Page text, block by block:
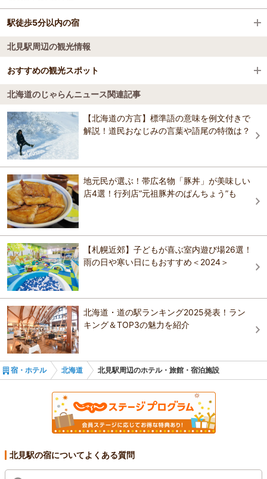
清里町駅
中斜里駅
止別駅
浜小清水駅
白い恋人パーク
北海道庁旧本庁舎(赤れんが庁舎)
もいわ山ロープウェイ
北海道神宮
二条市場
釧路空港（たんちょう釧路空港）
帯広空港（とかち帯広空港）
稚内空港
中標津空港（根室中標津空港）
紋別空港（オホーツク紋別空港）
礼文空港
丘珠空港（札幌飛行場）
釧路・阿寒・根室・川湯・屈斜路
富良野・美瑛・トマム
小樽・キロロ・積丹
網走・北見・知床
帯広・十勝
洞爺・登別・苫小牧
石狩・空知・千歳
稚内・留萌
ニセコ・ルスツ
日高・えりも
離島（利尻・礼文・天売・焼尻）
紋別プリンスホテル
丸瀬布温泉 マウレ山荘 ～北海道遠軽町に佇む北欧
風リゾート～
知床第一ホテル
陶灯りの宿 らうす第一ホテル
紋別セントラルホテル
北こぶし知床 ホテル＆リゾート
レンブラントリゾート知床
ザ・サンセット知床
紋別プリンスホテル
ホテル知床
丸瀬布温泉 マウレ山荘 ～北海道遠軽町に佇む北欧
風リゾート～
【世界自然遺産の宿】 しれとこ村 つくだ荘
知床第一ホテル
陶灯りの宿 らうす第一ホテル
紋別セントラルホテル
北こぶし知床 ホテル＆リゾート
リブマックスリゾート知床シーフロント
ザ・サンセット知床
駅徒歩5分以内の宿
知床天然温泉 ルートイングランティア知床 -斜里駅
ホテル ノースキング
北見駅周辺の観光情報
おすすめの観光スポット
ゴジラ岩観光 カムイワッカクルーザー知床半島ウトロクル
ーズ
4.5
知床半島にはたくさんの滝や奇岩、そして多くの動物がすんでいま
す。 天然記念物のオジロワシやウミウ、ヒメウ、エゾシカ、ヒグマな
どが現れ、時にはイルカやシャチ、クジラ、アザラシに出会うことも
あります。 また船でしか行くことが出来ない原始の世界が広がってお
り、長年の航海経験を活かし、知床を訪れる方々に大自然を満喫して
頂けるよう、スタッフ一同心がけております。
北海道のじゃらんニュース関連記事
【北海道の方言】標準語の意味を例文付きで
解説！道民おなじみの言葉や語尾の特徴は？
地元民が選ぶ！帯広名物「豚丼」が美味しい
店4選！行列店“元祖豚丼のぱんちょう”も
【札幌近郊】子どもが喜ぶ室内遊び場26選！
雨の日や寒い日にもおすすめ＜2024＞
北海道・道の駅ランキング2025発表！ラン
キング＆TOP3の魅力を紹介
宿・ホテル 北海道 北見駅周辺のホテル・旅館・宿泊施設
北見駅の宿についてよくある質問